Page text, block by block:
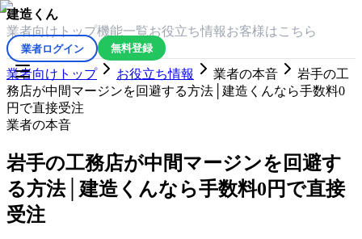
建造くん
業者向けトップ機能一覧お役立ち情報 お客様はこちら
業者ログイン 無料登録
業者向けトップ お役立ち情報 業者の本音
岩手の工
務店が中間マージンを回避する方法│建造くんなら手数料0
円で直接受注
業者の本音
岩手の工務店が中間マージンを回避す
る方法│建造くんなら手数料0円で直接
受注